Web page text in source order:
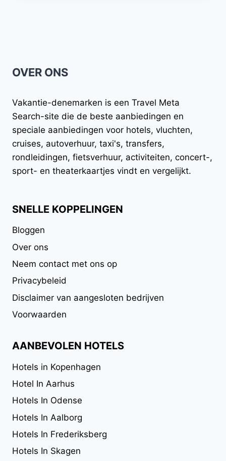
TE
KANSENZOEKER
|
TUTORIAL
OVER ONS
Vakantie-denemarken is een Travel Meta
Search-site die de beste aanbiedingen en
speciale aanbiedingen voor hotels, vluchten,
cruises, autoverhuur, taxi's, transfers,
rondleidingen, fietsverhuur, activiteiten, concert-,
sport- en theaterkaartjes vindt en vergelijkt.
SNELLE KOPPELINGEN
Bloggen
Over ons
Neem contact met ons op
Privacybeleid
Disclaimer van aangesloten bedrijven
Voorwaarden
AANBEVOLEN HOTELS
Hotels in Kopenhagen
Hotel In Aarhus
Hotels In Odense
Hotels In Aalborg
Hotels In Frederiksberg
Hotels In Skagen